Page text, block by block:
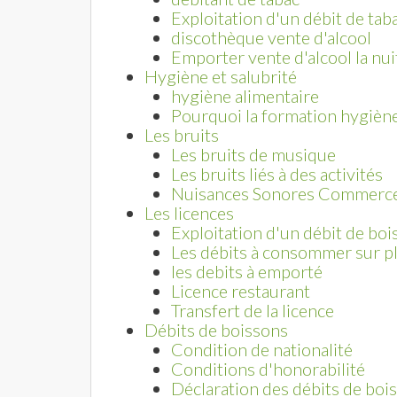
Exploitation d'un débit de
discothèque vente d'alcool
Emporter vente d'alcool la
Hygiène et salubrité
hygiène alimentaire
Pourquoi la formation
Les bruits
Les bruits de musique
Les bruits liés à des activités
Nuisances Sonores
Les licences
Exploitation d'un débit de
Les débits à consommer sur
les debits à emporté
Licence restaurant
Transfert de la licence
Débits de boissons
Condition de nationalité
Conditions d'honorabilité
Déclaration des débits de